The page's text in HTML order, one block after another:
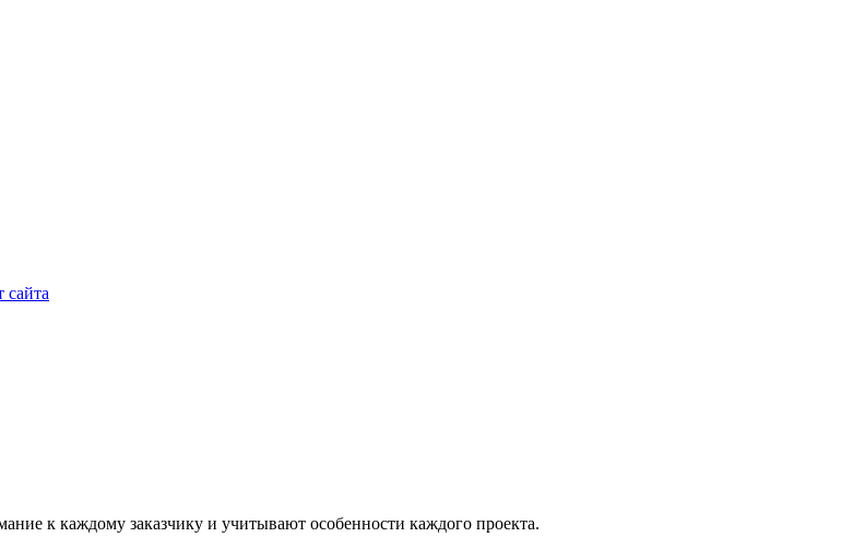
сайта
к каждому заказчику и учитывают особенности каждого проекта.